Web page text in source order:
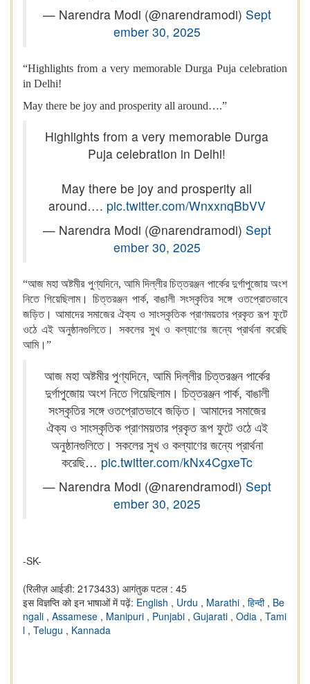
— Narendra Modi (@narendramodi) Sept
ember 30, 2025
“Highlights from a very memorable Durga Puja celebration
in Delhi!
May there be joy and prosperity all around….”
Highlights from a very memorable Durga
Puja celebration in Delhi!
May there be joy and prosperity all
around…. pic.twitter.com/WnxxnqBbVV
— Narendra Modi (@narendramodi) Sept
ember 30, 2025
“আজ মহা অষ্টমীর পুণ্যদিনে, আমি দিল্লীর চিত্তরঞ্জন পার্কের দুর্গাপুজোয় অংশ
নিতে গিয়েছিলাম। চিত্তরঞ্জন পার্ক, বাঙালী সংস্কৃতির সঙ্গে ওতপ্রোতভাবে
জড়িত। আমাদের সমাজের ঐক্য ও সাংস্কৃতিক প্রাণময়তার প্রকৃত রূপ ফুটে
ওঠে এই অনুষ্ঠানগুলিতে। সকলের সুখ ও কল্যাণের জন্যে প্রার্থনা করেছি
আমি।”
আজ মহা অষ্টমীর পুণ্যদিনে, আমি দিল্লীর চিত্তরঞ্জন পার্কের
দুর্গাপুজোয় অংশ নিতে গিয়েছিলাম। চিত্তরঞ্জন পার্ক, বাঙালী
সংস্কৃতির সঙ্গে ওতপ্রোতভাবে জড়িত। আমাদের সমাজের
ঐক্য ও সাংস্কৃতিক প্রাণময়তার প্রকৃত রূপ ফুটে ওঠে এই
অনুষ্ঠানগুলিতে। সকলের সুখ ও কল্যাণের জন্যে প্রার্থনা
করেছি… pic.twitter.com/kNx4CgxeTc
— Narendra Modi (@narendramodi) Sept
ember 30, 2025
-SK-
(रिलीज़ आईडी: 2173433) आगंतुक पटल : 45
इस विज्ञप्ति को इन भाषाओं में पढ़ें: English , Urdu , Marathi , हिन्दी , Be
ngali , Assamese , Manipuri , Punjabi , Gujarati , Odia , Tami
l , Telugu , Kannada